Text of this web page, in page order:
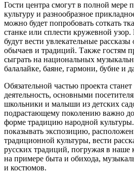
Гости центра смогут в полной мере
культуру и разнообразное
можно будет попробовать соткать
станке или сплести кружевной узор.
будут вести увлекательные
обычаев и традиций. Также гостям
сыграть на национальных
балалайке, баяне, гармони, бубне и
Обязательной частью проекта
деятельность, основными
школьники и малыши из детских
подрастающему поколению важно
форме традицию народной
показывать экспозицию,
традиционной культуры, вести
русских традиций, погружая в наше
на примере быта и обихода,
и костюмов.